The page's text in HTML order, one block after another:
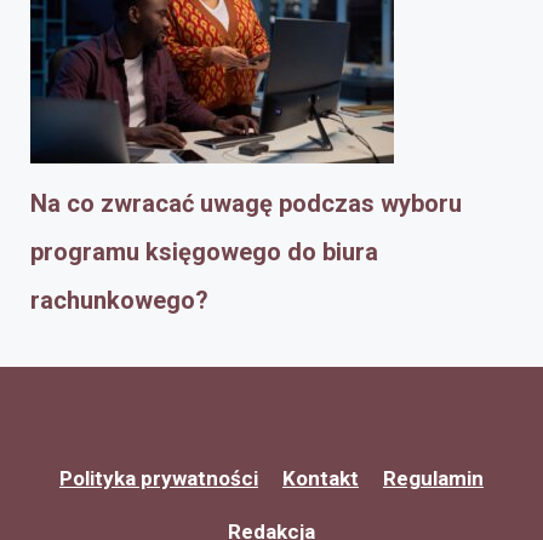
Na co zwracać uwagę podczas wyboru
programu księgowego do biura
rachunkowego?
Polityka prywatności Kontakt Regulamin
Redakcja